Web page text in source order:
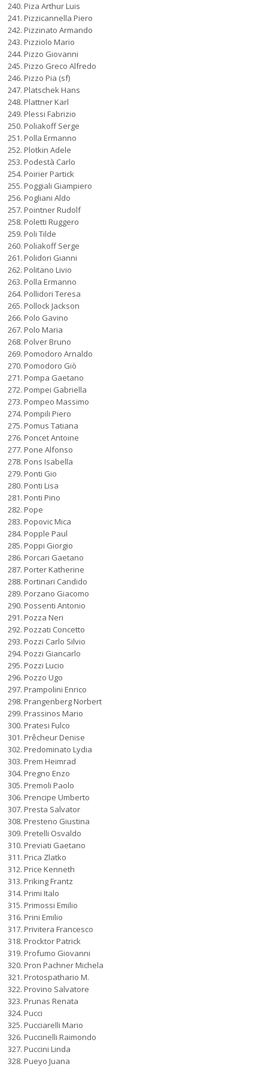
Piza Arthur Luis
Pizzicannella Piero
Pizzinato Armando
Pizziolo Mario
Pizzo Giovanni
Pizzo Greco Alfredo
Pizzo Pia (sf)
Platschek Hans
Plattner Karl
Plessi Fabrizio
Poliakoff Serge
Polla Ermanno
Plotkin Adele
Podestà Carlo
Poirier Partick
Poggiali Giampiero
Pogliani Aldo
Pointner Rudolf
Poletti Ruggero
Poli Tilde
Poliakoff Serge
Polidori Gianni
Politano Livio
Polla Ermanno
Pollidori Teresa
Pollock Jackson
Polo Gavino
Polo Maria
Polver Bruno
Pomodoro Arnaldo
Pomodoro Giò
Pompa Gaetano
Pompei Gabriella
Pompeo Massimo
Pompili Piero
Pomus Tatiana
Poncet Antoine
Pone Alfonso
Pons Isabella
Ponti Gio
Ponti Lisa
Ponti Pino
Pope
Popovic Mica
Popple Paul
Poppi Giorgio
Porcari Gaetano
Porter Katherine
Portinari Candido
Porzano Giacomo
Possenti Antonio
Pozza Neri
Pozzati Concetto
Pozzi Carlo Silvio
Pozzi Giancarlo
Pozzi Lucio
Pozzo Ugo
Prampolini Enrico
Prangenberg Norbert
Prassinos Mario
Pratesi Fulco
Prêcheur Denise
Predominato Lydia
Prem Heimrad
Pregno Enzo
Premoli Paolo
Prencipe Umberto
Presta Salvator
Presteno Giustina
Pretelli Osvaldo
Previati Gaetano
Prica Zlatko
Price Kenneth
Priking Frantz
Primi Italo
Primossi Emilio
Prini Emilio
Privitera Francesco
Procktor Patrick
Profumo Giovanni
Pron Pachner Michela
Protospathario M.
Provino Salvatore
Prunas Renata
Pucci
Pucciarelli Mario
Puccinelli Raimondo
Puccini Linda
Pueyo Juana